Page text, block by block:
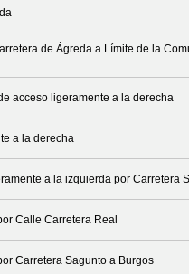
de Ágreda a Límite de la
acceso ligeramente a la derecha
a la derecha
a la izquierda por Carretera
Calle Carretera Real
Carretera Sagunto a Burgos